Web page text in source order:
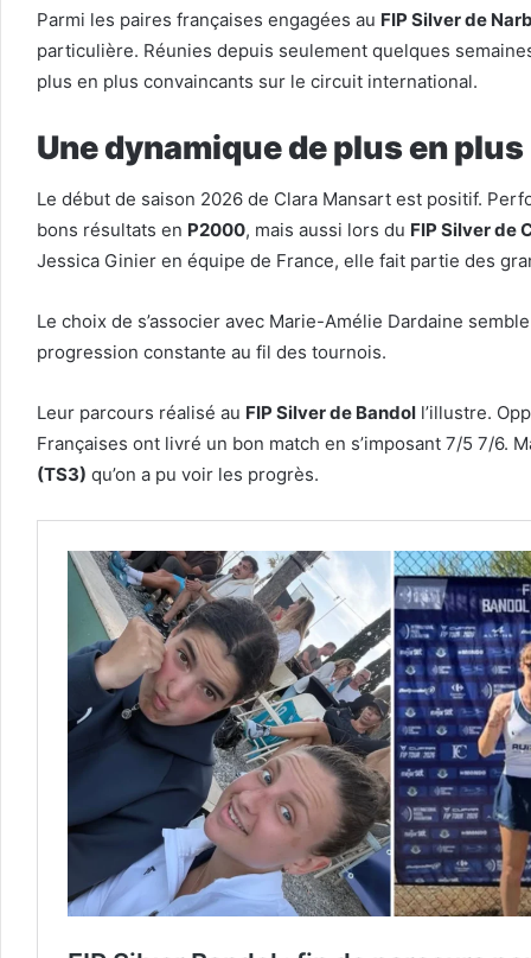
Parmi les paires françaises engagées au FIP Silver de
particulière. Réunies depuis seulement quelques
plus en plus convaincants sur le circuit international.
Une dynamique de plus en
Le début de saison 2026 de Clara Mansart est positif.
bons résultats en P2000, mais aussi lors du FIP Silver de
Jessica Ginier en équipe de France, elle fait partie des
Le choix de s’associer avec Marie-Amélie Dardaine
progression constante au fil des tournois.
Leur parcours réalisé au FIP Silver de Bandol l’illustre.
Françaises ont livré un bon match en s’imposant 7/5 7/6.
(TS3) qu’on a pu voir les progrès.